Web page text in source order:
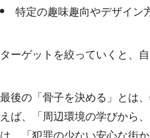
特定の趣味趣向やデザイン
ターゲットを絞っていくと、
最後の「骨子を決める」とは
えば、「周辺環境の学びから
は、「犯罪の少ない安心な街